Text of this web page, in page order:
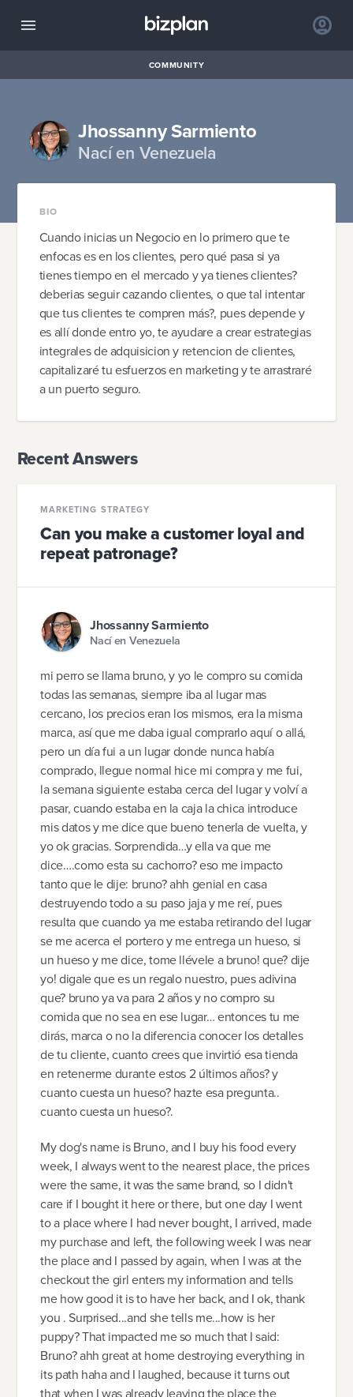
COMMUNITY
Jhossanny Sarmiento
Nací en Venezuela
BIO
Cuando inicias un Negocio en lo primero que te
enfocas es en los clientes, pero qué pasa si ya
tienes tiempo en el mercado y ya tienes clientes?
deberias seguir cazando clientes, o que tal intentar
que tus clientes te compren más?, pues depende y
es allí donde entro yo, te ayudare a crear estrategias
integrales de adquisicion y retencion de clientes,
capitalizaré tu esfuerzos en marketing y te arrastraré
a un puerto seguro.
Recent Answers
MARKETING STRATEGY
Can you make a customer loyal and
repeat patronage?
Jhossanny Sarmiento
Nací en Venezuela
mi perro se llama bruno, y yo le compro su comida
todas las semanas, siempre iba al lugar mas
cercano, los precios eran los mismos, era la misma
marca, así que me daba igual comprarlo aquí o allá,
pero un día fui a un lugar donde nunca había
comprado, llegue normal hice mi compra y me fui,
la semana siguiente estaba cerca del lugar y volví a
pasar, cuando estaba en la caja la chica introduce
mis datos y me dice que bueno tenerla de vuelta, y
yo ok gracias. Sorprendida…y ella va que me
dice….como esta su cachorro? eso me impacto
tanto que le dije: bruno? ahh genial en casa
destruyendo todo a su paso jaja y me reí, pues
resulta que cuando ya me estaba retirando del lugar
se me acerca el portero y me entrega un hueso, si
un hueso y me dice, tome llévele a bruno! que? dije
yo! digale que es un regalo nuestro, pues adivina
que? bruno ya va para 2 años y no compro su
comida que no sea en ese lugar… entonces tu me
dirás, marca o no la diferencia conocer los detalles
de tu cliente, cuanto crees que invirtió esa tienda
en retenerme durante estos 2 últimos años? y
cuanto cuesta un hueso? hazte esa pregunta..
cuanto cuesta un hueso?.
My dog's name is Bruno, and I buy his food every
week, I always went to the nearest place, the prices
were the same, it was the same brand, so I didn't
care if I bought it here or there, but one day I went
to a place where I had never bought, I arrived, made
my purchase and left, the following week I was near
the place and I passed by again, when I was at the
checkout the girl enters my information and tells
me how good it is to have her back, and I ok, thank
you . Surprised...and she tells me...how is her
puppy? That impacted me so much that I said:
Bruno? ahh great at home destroying everything in
its path haha ​​and I laughed, because it turns out